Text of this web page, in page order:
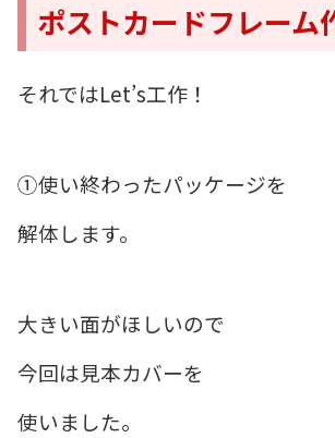
ポストカードフレーム
それではLet’s工作！
①使い終わったパッケージを
解体します。
大きい面がほしいので
今回は見本カバーを
使いました。